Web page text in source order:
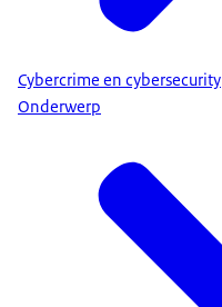
Cybercrime en cybersecurity
Onderwerp